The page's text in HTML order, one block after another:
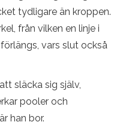
tydligare än kroppen.
från vilken en linje i
vars slut också
släcka sig själv,
pooler och
han bor.